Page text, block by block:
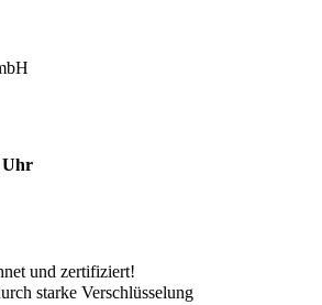
Uhr
und zertifiziert!
starke Verschlüsselung